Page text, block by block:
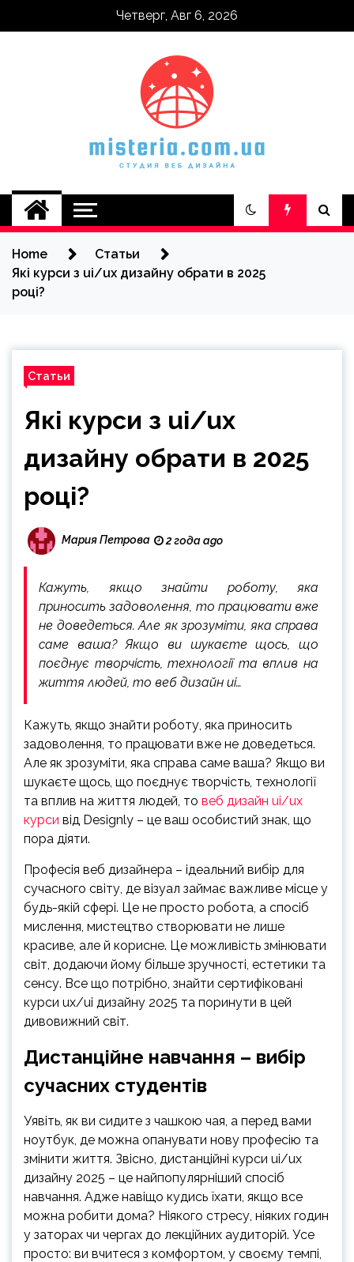
Четверг, Авг 6, 2026
misteria.com.ua
Home
Статьи
Які курси з ui/ux дизайну обрати в 2025
році?
Статьи
Які курси з ui/ux
дизайну обрати в 2025
році?
Мария Петрова 2 года ago
Кажуть, якщо знайти роботу, яка
приносить задоволення, то працювати вже
не доведеться. Але як зрозуміти, яка справа
саме ваша? Якщо ви шукаєте щось, що
поєднує творчість, технології та вплив на
життя людей, то веб дизайн ui…
Кажуть, якщо знайти роботу, яка приносить
задоволення, то працювати вже не доведеться.
Але як зрозуміти, яка справа саме ваша? Якщо ви
шукаєте щось, що поєднує творчість, технології
та вплив на життя людей, то веб дизайн ui/ux
курси від Designly – це ваш особистий знак, що
пора діяти.
Професія веб дизайнера – ідеальний вибір для
сучасного світу, де візуал займає важливе місце у
будь-якій сфері. Це не просто робота, а спосіб
мислення, мистецтво створювати не лише
красиве, але й корисне. Це можливість змінювати
світ, додаючи йому більше зручності, естетики та
сенсу. Все що потрібно, знайти сертифіковані
курси ux/ui дизайну 2025 та поринути в цей
дивовижний світ.
Дистанційне навчання – вибір
сучасних студентів
Уявіть, як ви сидите з чашкою чая, а перед вами
ноутбук, де можна опанувати нову професію та
змінити життя. Звісно, дистанційні курси ui/ux
дизайну 2025 – це найпопулярніший спосіб
навчання. Адже навіщо кудись їхати, якщо все
можна робити дома? Ніякого стресу, ніяких годин
у заторах чи чергах до лекційних аудиторій. Усе
просто: ви вчитеся з комфортом, у своєму темпі,